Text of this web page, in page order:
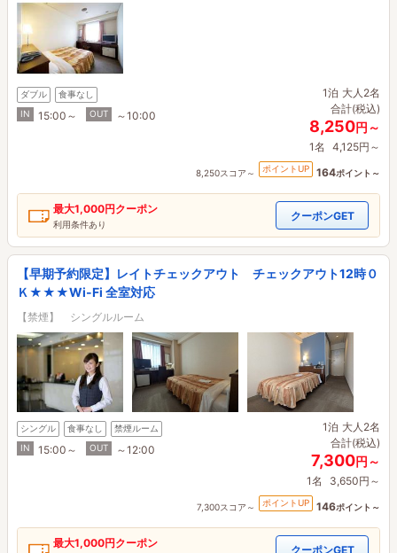
ダブル
食事なし
IN
15:00～ OUT ～10:00
1泊 大人2名
合計(税込)
8,250円～
1名 4,125円～
8,250スコア～ ポイントUP 164ポイント～
最大1,000円クーポン
利用条件あり
クーポンGET
【早期予約限定】レイトチェックアウト チェックアウト12時０
Ｋ★★★Wi-Fi 全室対応
【禁煙】 シングルルーム
シングル 食事なし
禁煙ルーム
IN
15:00～ OUT ～12:00
1泊 大人2名
合計(税込)
7,300円～
1名 3,650円～
7,300スコア～ ポイントUP 146ポイント～
最大1,000円クーポン
クーポンGET